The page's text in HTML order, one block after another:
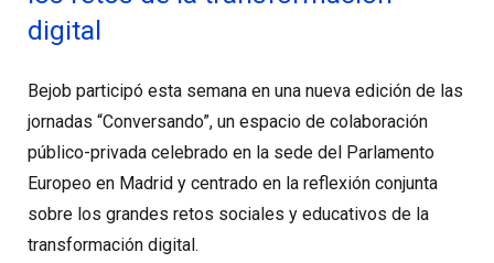
digital
Bejob participó esta semana en una nueva edición de las
jornadas “Conversando”, un espacio de colaboración
público-privada celebrado en la sede del Parlamento
Europeo en Madrid y centrado en la reflexión conjunta
sobre los grandes retos sociales y educativos de la
transformación digital.